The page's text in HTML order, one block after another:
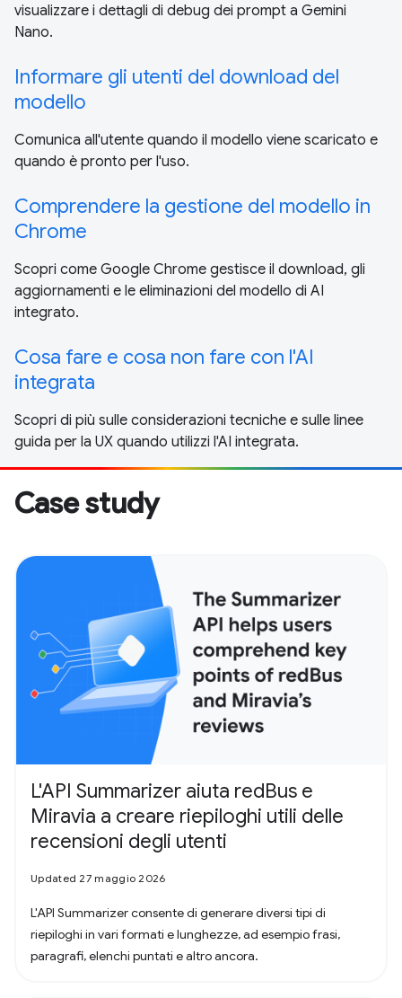
visualizzare i dettagli di debug dei prompt a Gemini
Nano.
Informare gli utenti del download del
modello
Comunica all'utente quando il modello viene scaricato e
quando è pronto per l'uso.
Comprendere la gestione del modello in
Chrome
Scopri come Google Chrome gestisce il download, gli
aggiornamenti e le eliminazioni del modello di AI
integrato.
Cosa fare e cosa non fare con l'AI
integrata
Scopri di più sulle considerazioni tecniche e sulle linee
guida per la UX quando utilizzi l'AI integrata.
Case study
L'API Summarizer aiuta redBus e
Miravia a creare riepiloghi utili delle
recensioni degli utenti
Updated 27 maggio 2026
L'API Summarizer consente di generare diversi tipi di
riepiloghi in vari formati e lunghezze, ad esempio frasi,
paragrafi, elenchi puntati e altro ancora.